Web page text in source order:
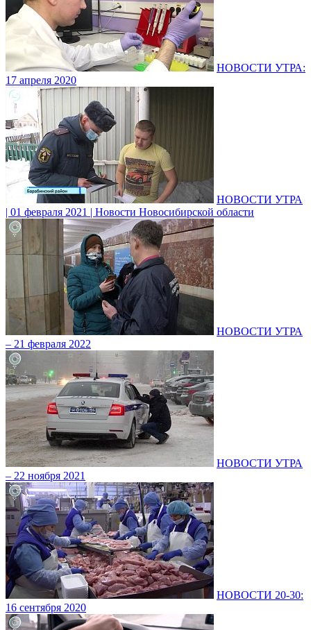
НОВОСТИ УТРА:
17 апреля 2020
НОВОСТИ УТРА
| 01 февраля 2021 | Новости Новосибирской области
НОВОСТИ УТРА
– 21 февраля 2022
НОВОСТИ УТРА
– 22 ноября 2021
НОВОСТИ 20-30:
16 сентября 2020